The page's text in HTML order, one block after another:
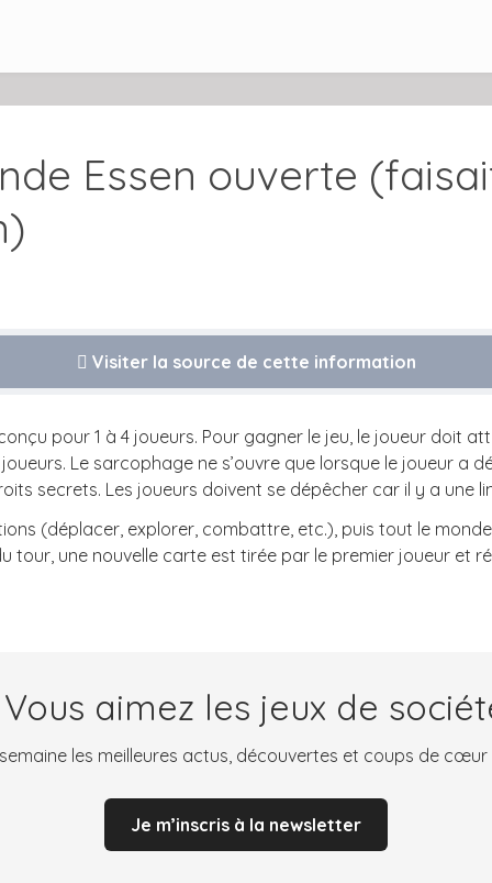
Essen ouverte
Visiter la source de cette information
pour 1 à 4 joueurs. Pour gagner le jeu, le joueur doit
Le sarcophage ne s’ouvre que lorsque le joueur a
secrets. Les joueurs doivent se dépêcher car il y a une
(déplacer, explorer, combattre, etc.), puis tout le
tour, une nouvelle carte est tirée par le premier joueur et
aimez les jeux de
les meilleures actus, découvertes et coups de
Je m’inscris à la newsletter